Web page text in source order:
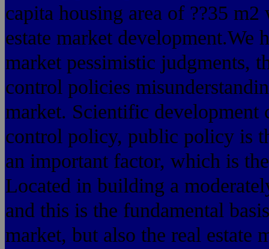
capita housing area of ??35
estate market development.We
market pessimistic judgments,
control policies
market. Scientific development
control policy, public policy is
an important factor, which is
Located in building a
and this is the fundamental
market, but also the real estate